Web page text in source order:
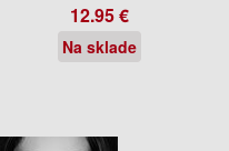
12.95 €
Na sklade